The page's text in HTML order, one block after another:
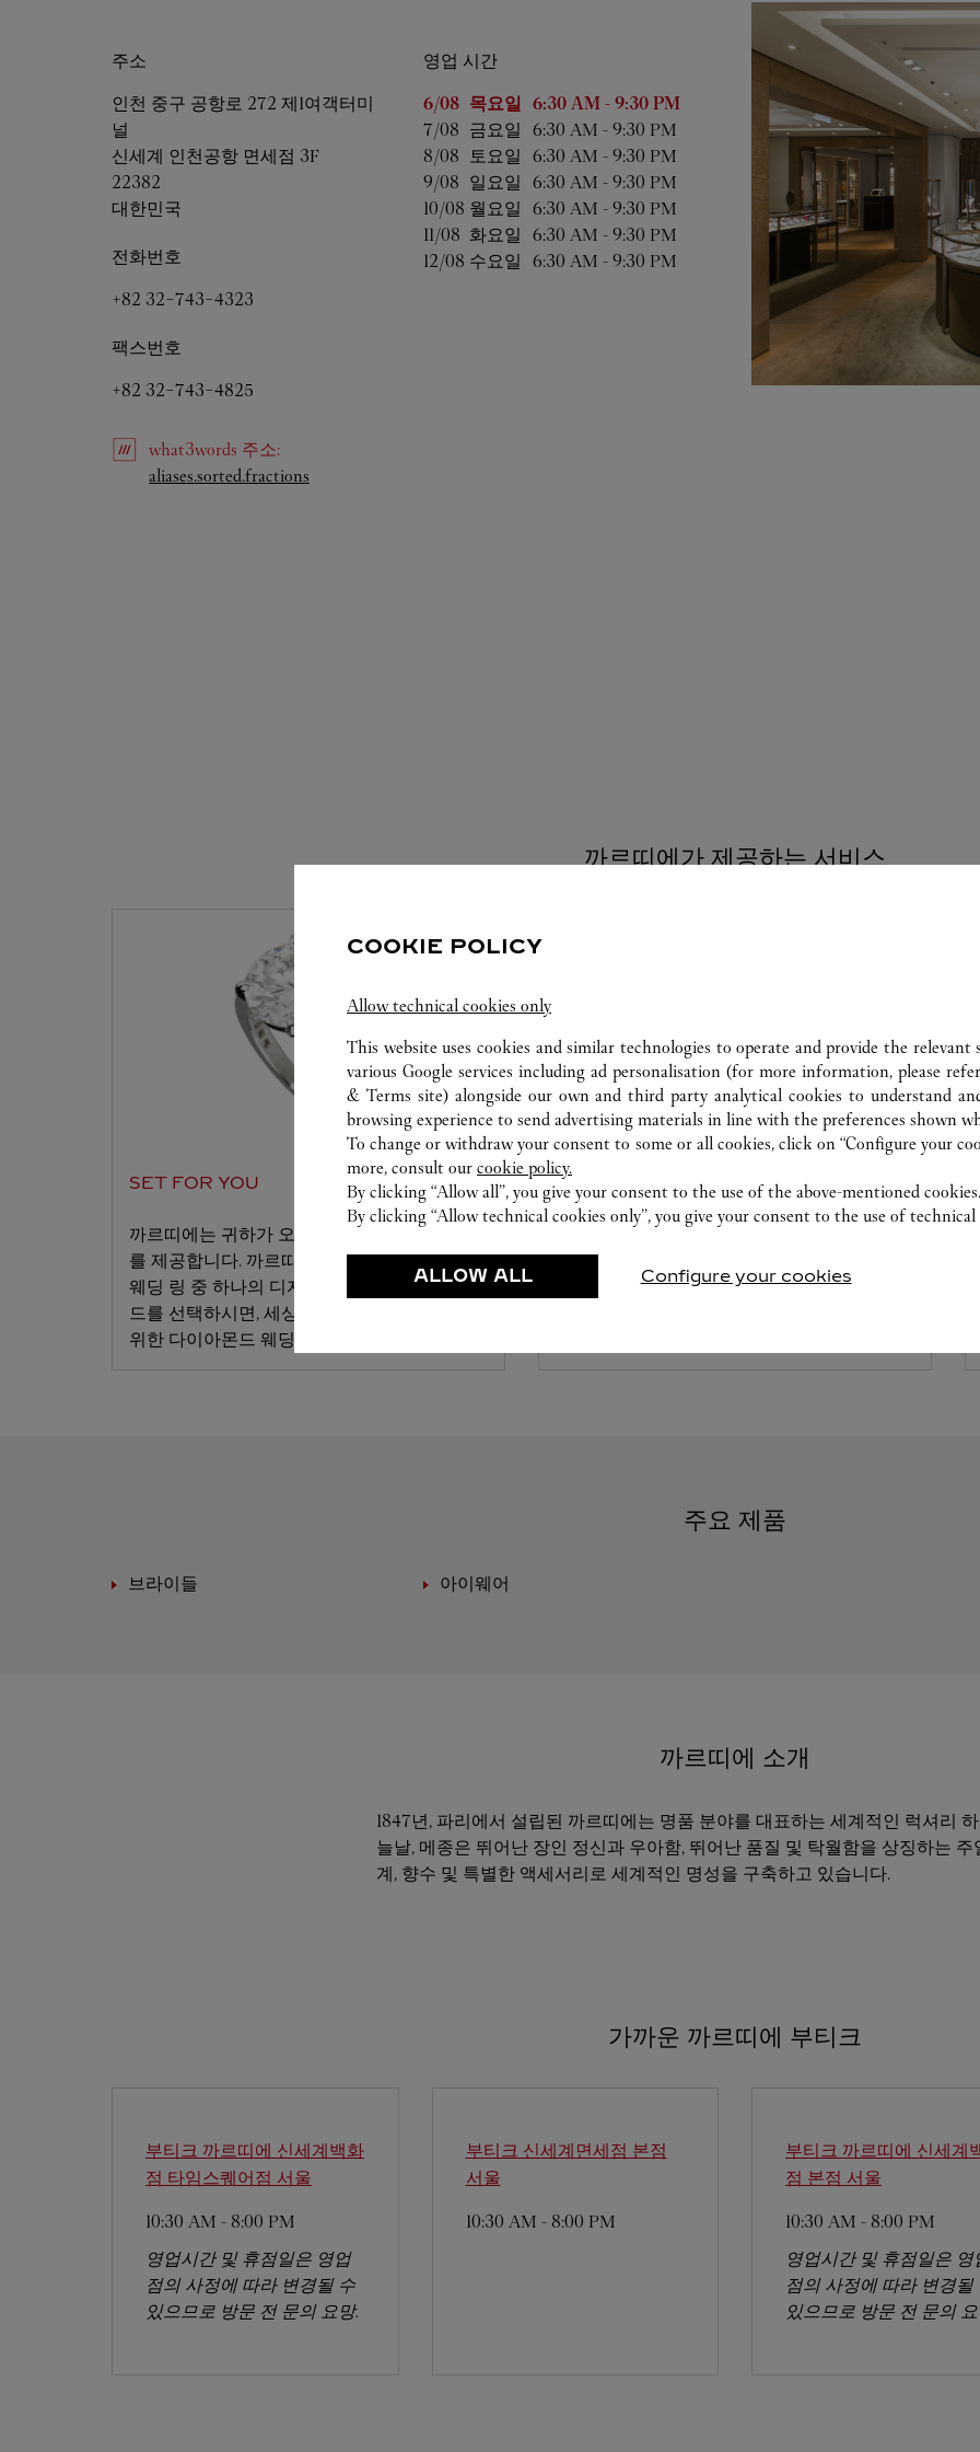
주소
인천 중구 공항로 272 제1여객터미
널
신세계 인천공항 면세점 3F
22382
대한민국
전화번호
+82 32-743-4323
팩스번호
+82 32-743-4825
영업 시간
요일영업 시간
6/08 목요일 6:30 AM -9:30 PM
7/08 금요일 6:30 AM -9:30 PM
8/08 토요일 6:30 AM -9:30 PM
9/08 일요일 6:30 AM -9:30 PM
10/08 월요일 6:30 AM -9:30 PM
11/08 화요일 6:30 AM -9:30 PM
12/08 수요일 6:30 AM -9:30 PM
what3words 주소:
aliases.sorted.fractions
까르띠에가 제공하는 서비스
SET FOR YOU
까르띠에는 귀하가 오랜 시간 꿈꿔왔던 서비스
를 제공합니다. 까르띠에의 특별한 다이아몬드
웨딩 링 중 하나의 디자인과 원하시는 다이아몬
드를 선택하시면, 세상에 단 하나뿐인 당신만을
위한 다이아몬드 웨딩 링을 선사해드립니다
워치메이킹 워크숍
까르띠에 전문가들은 최대한 신속한 서비스를
제공하고자 노력하고 있습니다
주요 제품
브라이들 아이웨어
까르띠에 소개
1847년, 파리에서 설립된 까르띠에는 명품 분야를 대표하는 세계적인 럭셔리
늘날, 메종은 뛰어난 장인 정신과 우아함, 뛰어난 품질 및 탁월함을 상징하는 주
계, 향수 및 특별한 액세서리로 세계적인 명성을 구축하고 있습니다.
가까운 까르띠에 부티크
부티크 까르띠에 신세계백화
점 타임스퀘어점 서울
10:30 AM - 8:00 PM
영업시간 및 휴점일은 영업
점의 사정에 따라 변경될 수
있으므로 방문 전 문의 요망.
부티크 신세계면세점 본점
서울
10:30 AM - 8:00 PM
부티크 까르띠에 신세계
점 본점 서울
10:30 AM - 8:00 PM
영업시간 및 휴점일은 영
점의 사정에 따라 변경될
있으므로 방문 전 문의 요
COOKIE POLICY
Allow technical cookies only
This website uses cookies and similar technologies to operate and provide the relevant
various Google services including ad personalisation (for more information, please
& Terms site) alongside our own and third party analytical cookies to understand
browsing experience to send advertising materials in line with the preferences shown
To change or withdraw your consent to some or all cookies, click on “Configure your
more, consult our cookie policy.
By clicking “Allow all”, you give your consent to the use of the above-mentioned cookies.
By clicking “Allow technical cookies only”, you give your consent to the use of technical
ALLOW ALL Configure your cookies